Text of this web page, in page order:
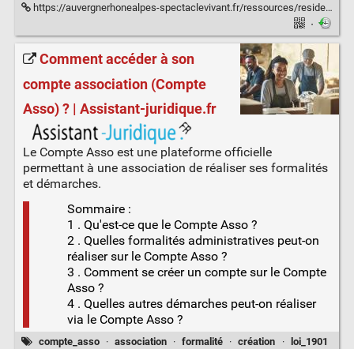
https://auvergnerhonealpes-spectaclevivant.fr/ressources/residences-de-creation-ou-de-recherche/
·
Comment accéder à son
compte association (Compte
Asso) ? | Assistant-juridique.fr
Le Compte Asso est une plateforme officielle
permettant à une association de réaliser ses formalités
et démarches.
Sommaire :
1 . Qu'est-ce que le Compte Asso ?
2 . Quelles formalités administratives peut-on
réaliser sur le Compte Asso ?
3 . Comment se créer un compte sur le Compte
Asso ?
4 . Quelles autres démarches peut-on réaliser
via le Compte Asso ?
compte_asso · association · formalité · création ·
loi_1901